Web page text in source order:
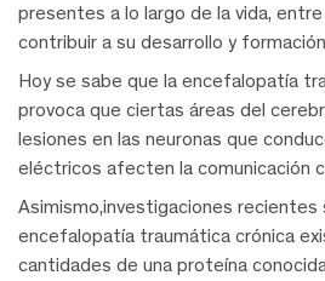
presentes a lo largo de la vida,
contribuir a su desarrollo y
Hoy se sabe que la encefalopatía
provoca que ciertas áreas del
lesiones en las neuronas que
eléctricos afecten la comunicación
Asimismo,investigaciones recientes
encefalopatía traumática crónica
cantidades de una proteína